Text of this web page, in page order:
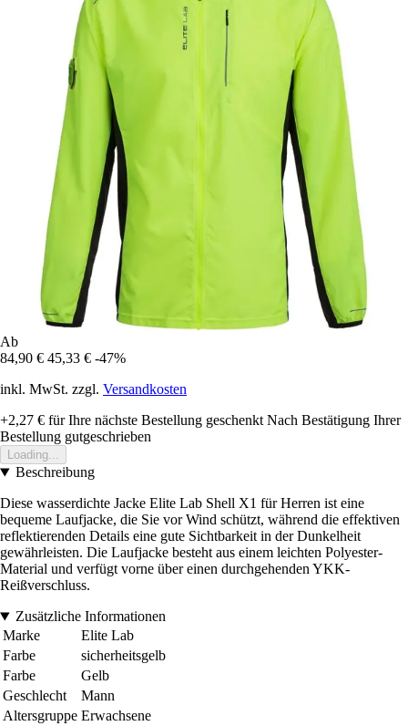
Ab
84,90 € 45,33 € -47%
inkl. MwSt. zzgl. Versandkosten
+2,27 € für Ihre nächste Bestellung geschenkt Nach Bestätigung Ihrer
Bestellung gutgeschrieben
Loading...
Beschreibung
Diese wasserdichte Jacke Elite Lab Shell X1 für Herren ist eine
bequeme Laufjacke, die Sie vor Wind schützt, während die effektiven
reflektierenden Details eine gute Sichtbarkeit in der Dunkelheit
gewährleisten. Die Laufjacke besteht aus einem leichten Polyester-
Material und verfügt vorne über einen durchgehenden YKK-
Reißverschluss.
Zusätzliche Informationen
Marke
Elite Lab
Farbe
sicherheitsgelb
Farbe
Gelb
Geschlecht
Mann
Altersgruppe Erwachsene